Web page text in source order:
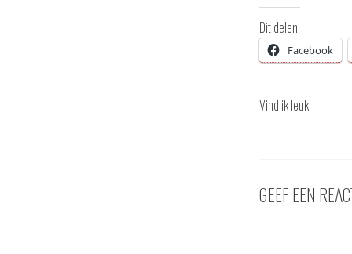
Dit delen:
Facebook
Vind ik leuk:
GEEF EEN